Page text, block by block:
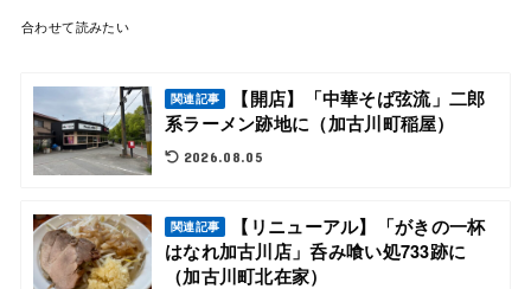
合わせて読みたい
関連記事
【開店】「中華そば弦流」二郎
系ラーメン跡地に（加古川町稲屋）
2026.08.05
関連記事
【リニューアル】「がきの一杯
はなれ加古川店」呑み喰い処733跡に
（加古川町北在家）